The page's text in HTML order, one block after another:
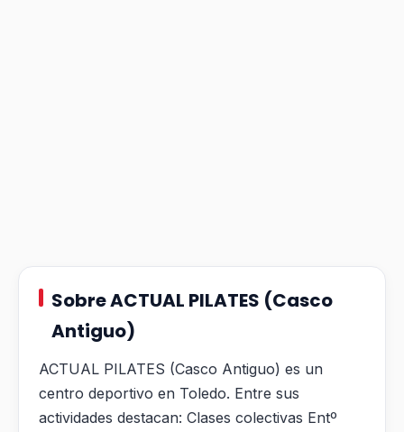
Sobre ACTUAL PILATES (Casco
Antiguo)
ACTUAL PILATES (Casco Antiguo) es un
centro deportivo en Toledo. Entre sus
actividades destacan: Clases colectivas Entº